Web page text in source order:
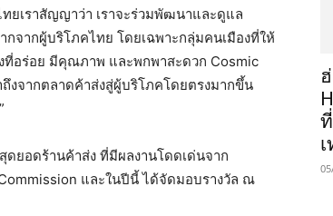
ยเราสัญญาว่า เราจะร่วมพัฒนาและดูแล
จากผู้บริโภคไทย โดยเฉพาะกลุ่มคนเมืองที่ให้
อร่อย มีคุณภาพ และพกพาสะดวก Cosmic
ถึงจากตลาดค้าส่งสู่ผู้บริโภคโดยตรงมากขึ้น
ยอดร้านค้าส่ง ที่มีผลงานโดดเด่นจาก
และในปีนี้ ได้จัดมอบรางวัล ณ